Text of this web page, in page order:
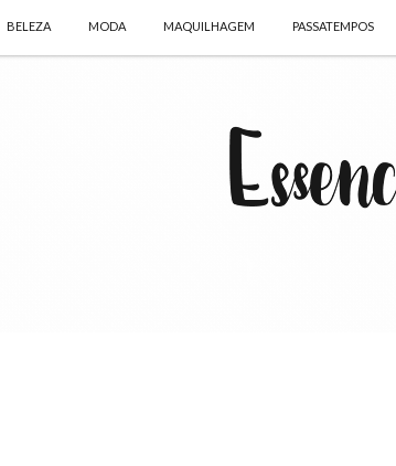
BELEZA MODA MAQUILHAGEM PASSATEMPOS